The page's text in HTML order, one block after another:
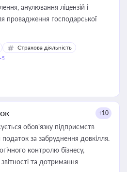
анулювання ліцензій і
провадження господарської
Страхова діяльність
+10
обов’язку підприємств
податок за забруднення довкілля.
контролю бізнесу,
та дотримання